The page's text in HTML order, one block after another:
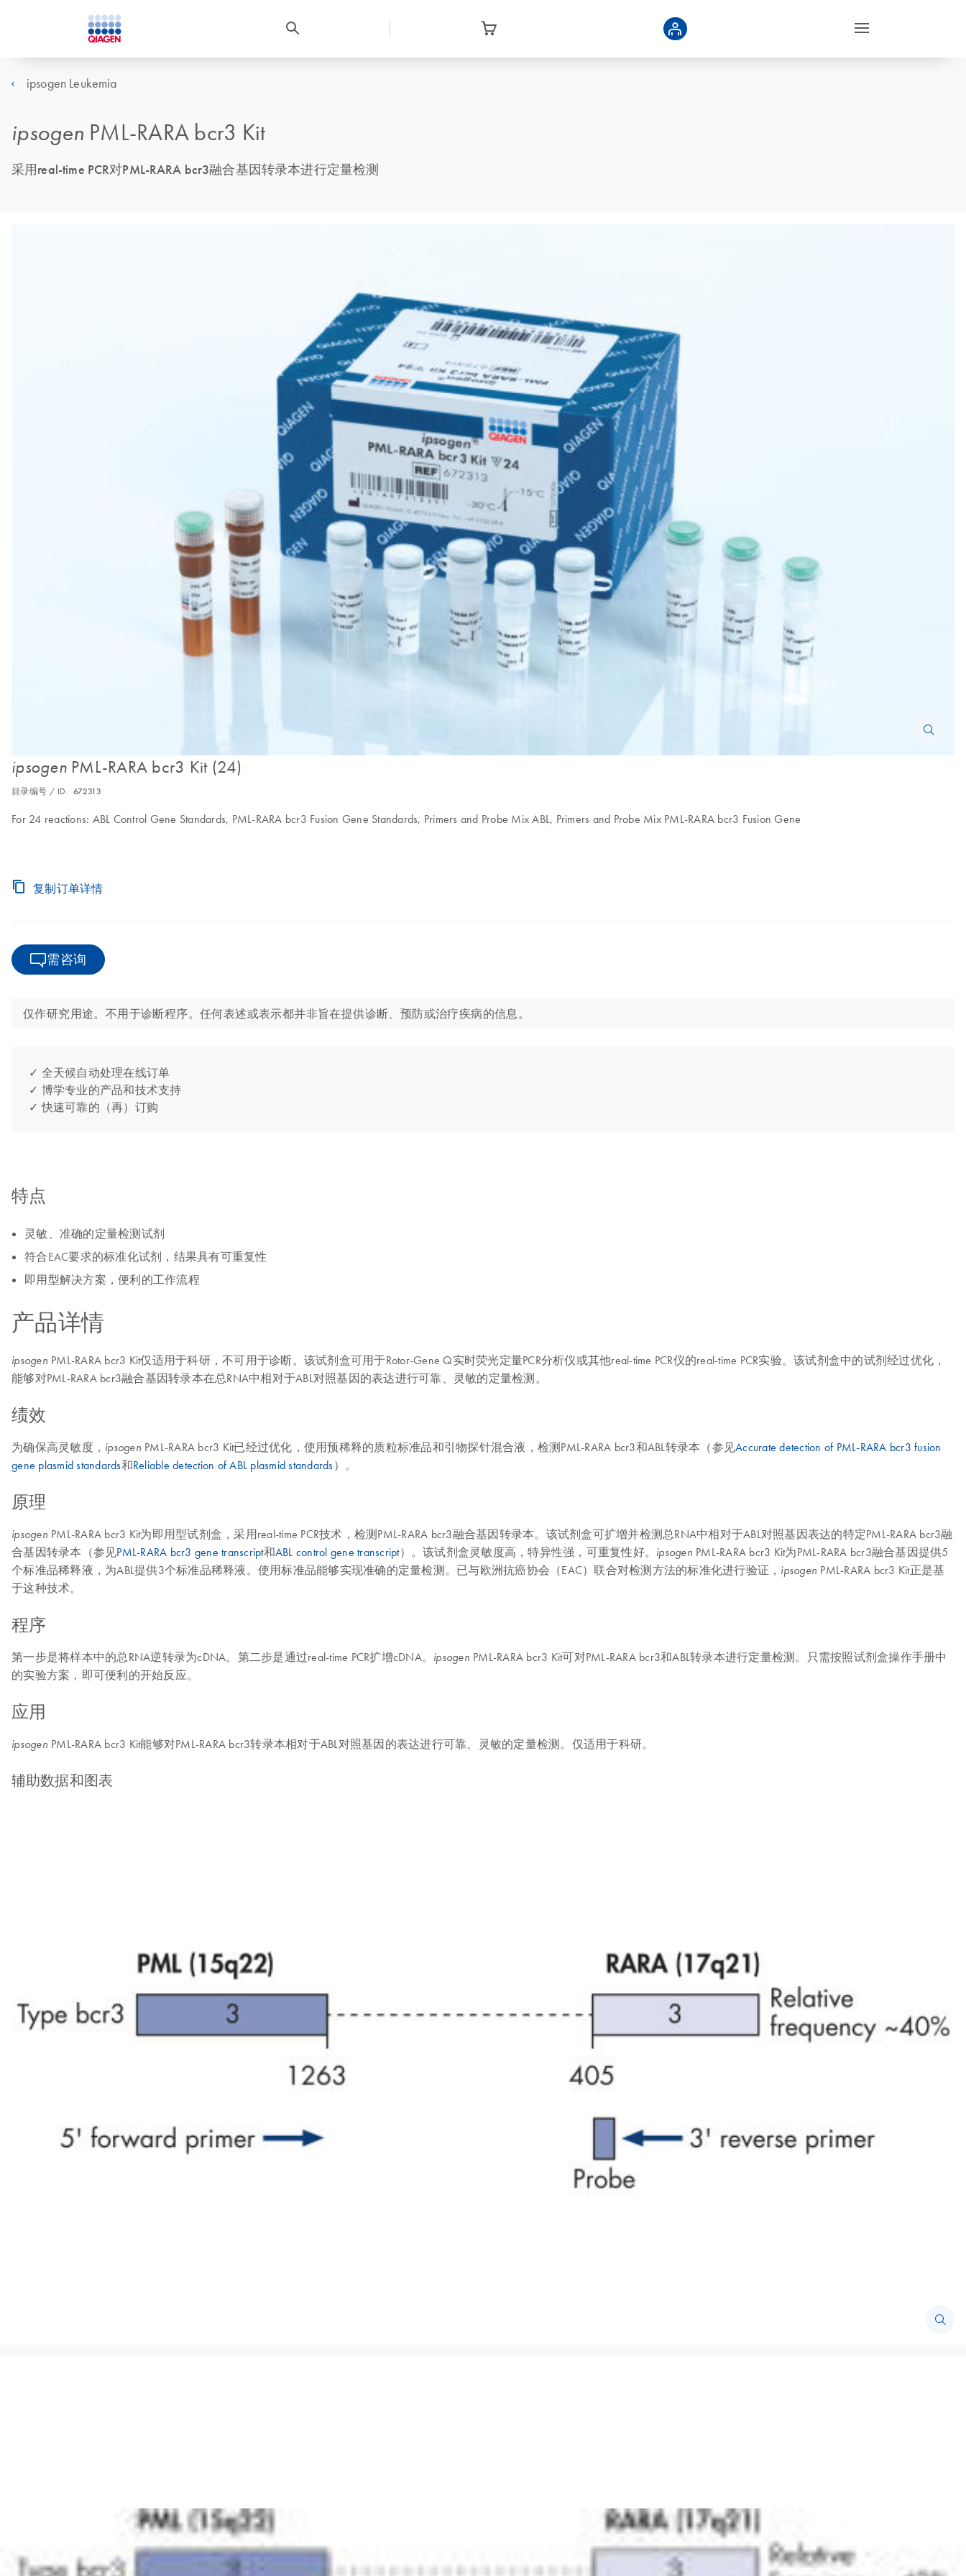
ipsogen Leukemia
ipsogen PML-RARA bcr3 Kit
采用real-time PCR对PML-RARA bcr3融合基因转录本进行定量检测
ipsogenPML-RARA bcr3 Kit (24)
目录编号 / ID. 672313
For 24 reactions: ABL Control Gene Standards, PML-RARA bcr3 Fusion Gene Standards, Primers and Probe Mix ABL, Primers and Probe Mix PML-RARA bcr3 Fusion Gene
复制订单详情
需咨询
仅作研究用途。不用于诊断程序。任何表述或表示都并非旨在提供诊断、预防或治疗疾病的信息。
✓ 全天候自动处理在线订单
✓ 博学专业的产品和技术支持
✓ 快速可靠的（再）订购
特点
灵敏、准确的定量检测试剂
符合EAC要求的标准化试剂，结果具有可重复性
即用型解决方案，便利的工作流程
产品详情
ipsogen PML-RARA bcr3 Kit仅适用于科研，不可用于诊断。该试剂盒可用于Rotor-Gene Q实时荧光定量PCR分析仪或其他real-time PCR仪的real-time PCR实验。该试剂盒中的试剂经过优化，
能够对PML-RARA bcr3融合基因转录本在总RNA中相对于ABL对照基因的表达进行可靠、灵敏的定量检测。
绩效
为确保高灵敏度， ipsogen PML-RARA bcr3 Kit已经过优化，使用预稀释的质粒标准品和引物探针混合液，检测PML-RARA bcr3和ABL转录本（参见Accurate detection of PML-RARA bcr3 fusion
gene plasmid standards和Reliable detection of ABL plasmid standards）。
原理
ipsogen PML-RARA bcr3 Kit为即用型试剂盒，采用real-time PCR技术，检测PML-RARA bcr3融合基因转录本。该试剂盒可扩增并检测总RNA中相对于ABL对照基因表达的特定PML-RARA bcr3融
合基因转录本（参见PML-RARA bcr3 gene transcript和ABL control gene transcript）。该试剂盒灵敏度高，特异性强，可重复性好。 ipsogen PML-RARA bcr3 Kit为PML-RARA bcr3融合基因提供5
个标准品稀释液，为ABL提供3个标准品稀释液。使用标准品能够实现准确的定量检测。已与欧洲抗癌协会（EAC）联合对检测方法的标准化进行验证， ipsogen PML-RARA bcr3 Kit正是基
于这种技术。
程序
第一步是将样本中的总RNA逆转录为cDNA。第二步是通过real-time PCR扩增cDNA。 ipsogen PML-RARA bcr3 Kit可对PML-RARA bcr3和ABL转录本进行定量检测。只需按照试剂盒操作手册中
的实验方案，即可便利的开始反应。
应用
ipsogen PML-RARA bcr3 Kit能够对PML-RARA bcr3转录本相对于ABL对照基因的表达进行可靠、灵敏的定量检测。仅适用于科研。
辅助数据和图表